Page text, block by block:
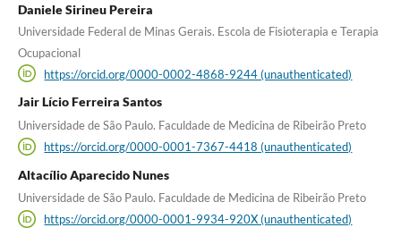
Daniele Sirineu Pereira
Universidade Federal de Minas Gerais. Escola de Fisioterapia e Terapia
Ocupacional
https://orcid.org/0000-0002-4868-9244 (unauthenticated)
Jair Lício Ferreira Santos
Universidade de São Paulo. Faculdade de Medicina de Ribeirão Preto
https://orcid.org/0000-0001-7367-4418 (unauthenticated)
Altacílio Aparecido Nunes
Universidade de São Paulo. Faculdade de Medicina de Ribeirão Preto
https://orcid.org/0000-0001-9934-920X (unauthenticated)